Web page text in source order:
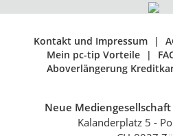
Kontakt und Impressum
Mein pc-tip Vorteile
Aboverlängerung
Neue Mediengesellschaft
Kalanderplatz 5 -